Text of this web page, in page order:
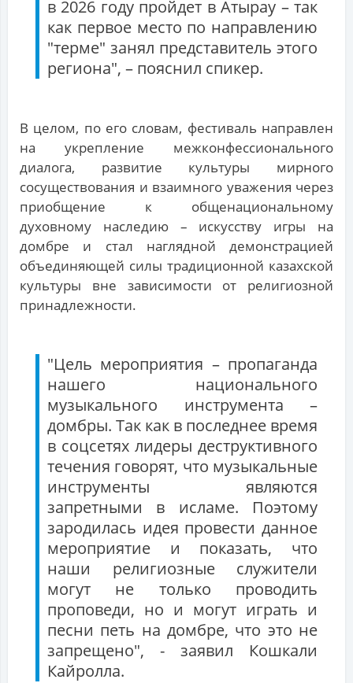
в 2026 году пройдет в Атырау – так
как первое место по направлению
"терме" занял представитель этого
региона", – пояснил спикер.
В целом, по его словам, фестиваль направлен
на укрепление межконфессионального
диалога, развитие культуры мирного
сосуществования и взаимного уважения через
приобщение к общенациональному
духовному наследию – искусству игры на
домбре и стал наглядной демонстрацией
объединяющей силы традиционной казахской
культуры вне зависимости от религиозной
принадлежности.
"Цель мероприятия – пропаганда
нашего национального
музыкального инструмента –
домбры. Так как в последнее время
в соцсетях лидеры деструктивного
течения говорят, что музыкальные
инструменты являются
запретными в исламе. Поэтому
зародилась идея провести данное
мероприятие и показать, что
наши религиозные служители
могут не только проводить
проповеди, но и могут играть и
песни петь на домбре, что это не
запрещено", - заявил Кошкали
Кайролла.